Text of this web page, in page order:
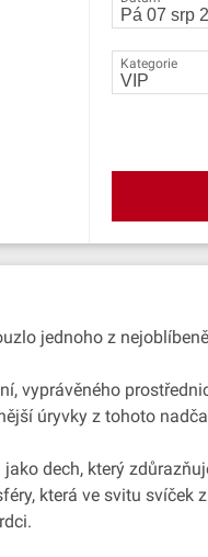
Kategorie
jednoho z
vyprávěného
úryvky z tohoto
dech, který
která ve svitu